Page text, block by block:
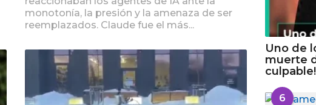
monotonía, la presión y la amenaza de ser
reemplazados. Claude fue el más...
Uno de
muerte
6